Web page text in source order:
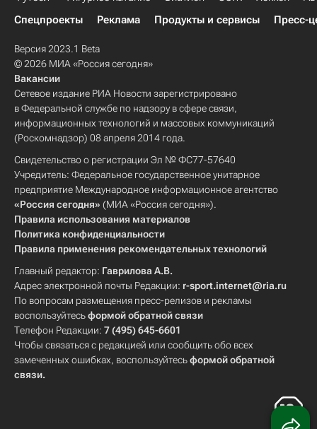
Спецпроекты
Реклама Продукты и сервисы Пресс-
Версия 2023.1 Beta
© 2026 МИА «Россия сегодня»
Вакансии
Сетевое издание РИА Новости зарегистрировано
в Федеральной службе по надзору в сфере связи,
информационных технологий и массовых коммуникаций
(Роскомнадзор) 08 апреля 2014 года.
Свидетельство о регистрации Эл № ФС77-57640
Учредитель: Федеральное государственное унитарное
предприятие Международное информационное агентство
«Россия сегодня» (МИА «Россия сегодня»).
Правила использования материалов
Политика конфиденциальности
Правила применения рекомендательных технологий
Главный редактор: Гаврилова А.В.
Адрес электронной почты Редакции: r-sport.internet@ria.ru
По вопросам размещения пресс-релизов и рекламы
воспользуйтесьформой обратной связи
Телефон Редакции: 7 (495) 645-6601
Чтобы связаться с редакцией или сообщить обо всех
замеченных ошибках, воспользуйтесьформой обратной
связи.